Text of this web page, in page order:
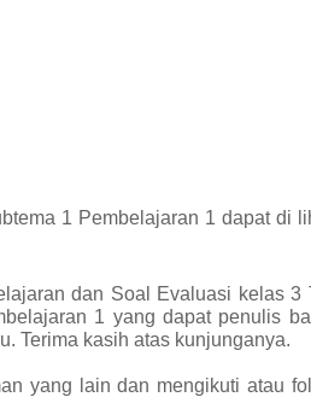
1 Pembelajaran 1dapat di
dan Soal Evaluasi kelas 3
1 yang dapat penulis
Terima kasih atas kunjunganya.
yang lain dan mengikuti atau